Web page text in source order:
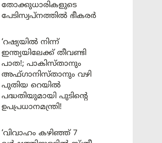
തോക്കുധാരികളുടെ
പേടിസ്വപ്നത്തിൽ ഭീകരർ
‘റഷ്യയിൽ നിന്ന്
ഇന്ത്യയിലേക്ക് തീവണ്ടി
പാത!; പാകിസ്താനും
അഫ്ഗാനിസ്താനും വഴി
പുതിയ റെയിൽ
പദ്ധതിയുമായി പുടിന്റെ
ഉപപ്രധാനമന്ത്രി!
‘വിവാഹം കഴിഞ്ഞ് 7